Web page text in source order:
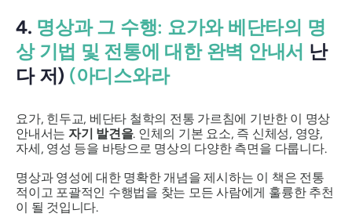
4. 명상과 그 수행: 요가와 베단타의 명
상 기법 및 전통에 대한 완벽 안내서 난
다 저) (아디스와라
요가, 힌두교, 베단타 철학의 전통 가르침에 기반한 이 명상
안내서는 자기 발견을. 인체의 기본 요소, 즉 신체성, 영양,
자세, 영성 등을 바탕으로 명상의 다양한 측면을 다룹니다.
명상과 영성에 대한 명확한 개념을 제시하는 이 책은 전통
적이고 포괄적인 수행법을 찾는 모든 사람에게 훌륭한 추천
이 될 것입니다.